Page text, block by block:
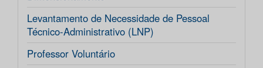
Levantamento de Necessidade de Pessoal
Técnico-Administrativo (LNP)
Professor Voluntário